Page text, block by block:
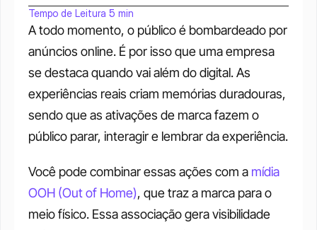
A todo momento, o público é bombardeado por
anúncios online. É por isso que uma empresa
se destaca quando vai além do digital. As
experiências reais criam memórias duradouras,
sendo que as ativações de marca fazem o
público parar, interagir e lembrar da experiência.
Você pode combinar essas ações com a mídia
OOH (Out of Home), que traz a marca para o
meio físico. Essa associação gera visibilidade
Tempo de Leitura 5 min